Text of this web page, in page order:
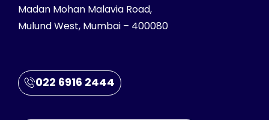
Madan Mohan Malavia Road,
Mulund West, Mumbai – 400080
022 6916 2444